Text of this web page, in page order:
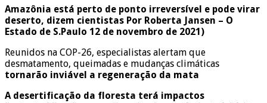
Amazônia está perto de ponto irreversível e pode virar
deserto, dizem cientistas Por Roberta Jansen – O
Estado de S.Paulo 12 de novembro de 2021)
Reunidos na COP-26, especialistas alertam que
desmatamento, queimadas e mudanças climáticas
tornarão inviável a regeneração da mata
A desertificação da floresta terá impactos